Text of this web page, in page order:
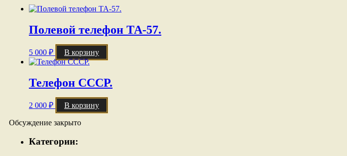
Полевой телефон ТА-57.
5 000 ₽ В корзину
Телефон СССР.
2 000 ₽ В корзину
Обсуждение закрыто
Категории: